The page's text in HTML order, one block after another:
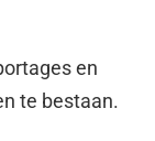
en
te bestaan.